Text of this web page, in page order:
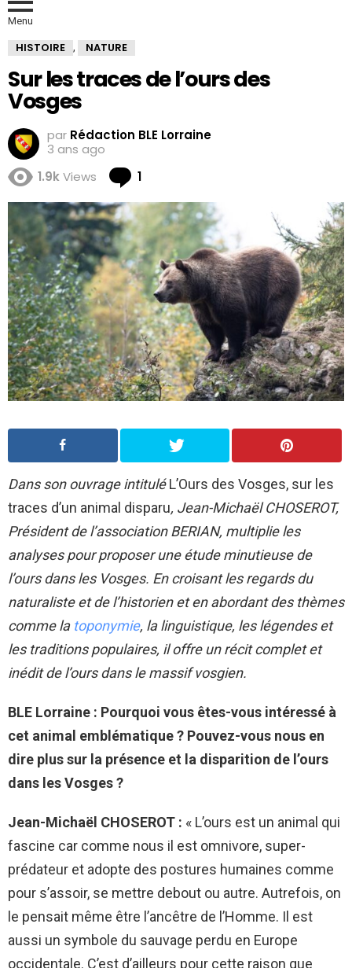
Menu
HISTOIRE , NATURE
Sur les traces de l’ours des
Vosges
par Rédaction BLE Lorraine
3 ans ago
1.9kViews 1
Dans son ouvrage intituléL’Ours des Vosges, sur les
traces d’un animal disparu, Jean-Michaël CHOSEROT,
Président de l’association BERIAN, multiplie les
analyses pour proposer une étude minutieuse de
l’ours dans les Vosges. En croisant les regards du
naturaliste et de l’historien et en abordant des thèmes
comme la toponymie, la linguistique, les légendes et
les traditions populaires, il offre un récit complet et
inédit de l’ours dans le massif vosgien.
BLE Lorraine : Pourquoi vous êtes-vous intéressé à
cet animal emblématique ? Pouvez-vous nous en
dire plus sur la présence et la disparition de l’ours
dans les Vosges ?
Jean-Michaël CHOSEROT : « L’ours est un animal qui
fascine car comme nous il est omnivore, super-
prédateur et adopte des postures humaines comme
pour s’assoir, se mettre debout ou autre. Autrefois, on
le pensait même être l’ancêtre de l’Homme. Il est
aussi un symbole du sauvage perdu en Europe
occidentale. C’est d’ailleurs pour cette raison que